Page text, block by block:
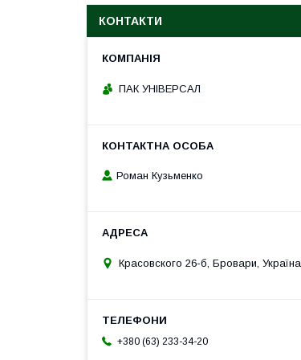
КОНТАКТИ
ПАК УНІВЕРСАЛ
Роман Кузьменко
Красовского 26-б, Бровари, Україна
+380 (63) 233-34-20